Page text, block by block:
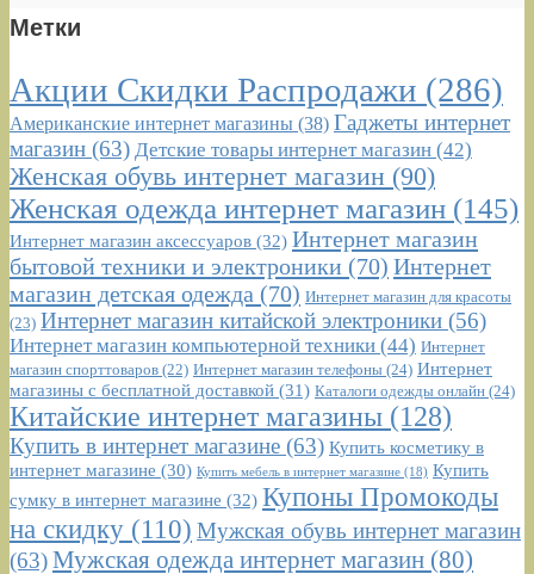
Метки
Акции Скидки Распродажи (286)
Американские интернет магазины (38) Гаджеты интернет
магазин (63) Детские товары интернет магазин (42)
Женская обувь интернет магазин (90)
Женская одежда интернет магазин (145)
Интернет магазин аксессуаров (32) Интернет магазин
бытовой техники и электроники (70) Интернет
магазин детская одежда (70) Интернет магазин для красоты
(23) Интернет магазин китайской электроники (56)
Интернет магазин компьютерной техники (44) Интернет
магазин спорттоваров (22) Интернет магазин телефоны (24) Интернет
магазины с бесплатной доставкой (31) Каталоги одежды онлайн (24)
Китайские интернет магазины (128)
Купить в интернет магазине (63) Купить косметику в
интернет магазине (30) Купить мебель в интернет магазине (18) Купить
сумку в интернет магазине (32) Купоны Промокоды
на скидку (110) Мужская обувь интернет магазин
(63)Мужская одежда интернет магазин (80)